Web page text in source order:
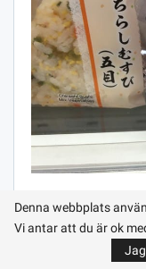
PLATT
Ramen är
Denna webbplats
Vi antar att du är ok